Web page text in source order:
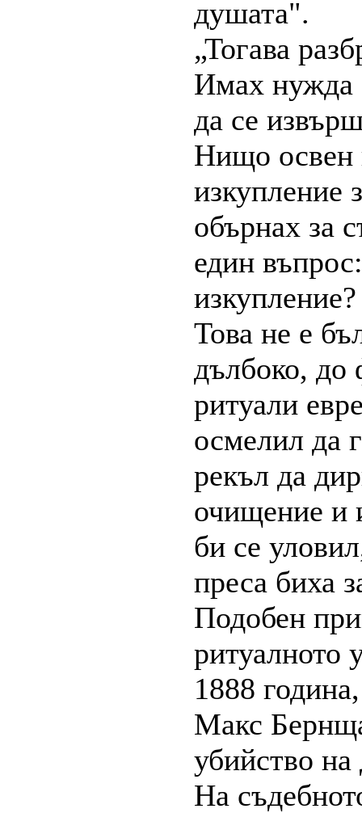
душата".
„Тогава
Имах нужда
да се
Нищо освен
изкупление
обърнах за
един
изкупление?
Това не е
дълбоко, до
ритуали
осмелил да
рекъл да
очищение и
би се
преса биха
Подобен
ритуалното
1888
Макс
убийство на
На